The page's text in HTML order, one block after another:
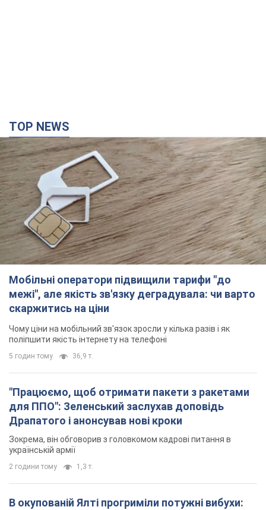
TOP NEWS
Мобільні оператори підвищили тарифи "до
межі", але якість зв'язку деградувала: чи варто
скаржитись на ціни
Чому ціни на мобільний зв'язок зросли у кілька разів і як
поліпшити якість інтернету на телефоні
5 годин тому 36,9 т.
"Працюємо, щоб отримати пакети з ракетами
для ППО": Зеленський заслухав доповідь
Драпатого і анонсував нові кроки
Зокрема, він обговорив з головкомом кадрові питання в
українській армії
2 години тому 1,3 т.
В окупованій Ялті прогриміли потужні вибухи: